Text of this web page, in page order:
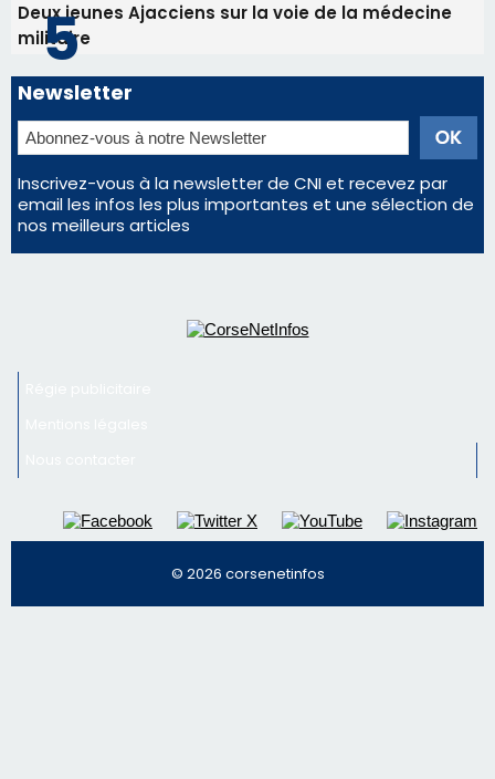
Deux jeunes Ajacciens sur la voie de la médecine
militaire
Newsletter
Inscrivez-vous à la newsletter de CNI et recevez par
email les infos les plus importantes et une sélection de
nos meilleurs articles
© 2026 corsenetinfos